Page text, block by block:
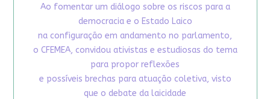
Ao fomentar um diálogo sobre os riscos para a
democracia e o Estado Laico
na configuração em andamento no parlamento,
o CFEMEA, convidou ativistas e estudiosas do tema
para propor reflexões
e possíveis brechas para atuação coletiva, visto
que o debate da laicidade